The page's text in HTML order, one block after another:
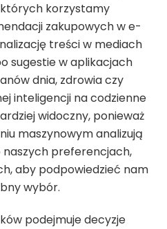
korzystamy
zakupowych w e-
treści w mediach
sugestie w aplikacjach
dnia, zdrowia czy
inteligencji na codzienne
widoczny, ponieważ
maszynowym analizują
preferencjach,
aby podpowiedzieć nam
wybór.
podejmuje decyzje